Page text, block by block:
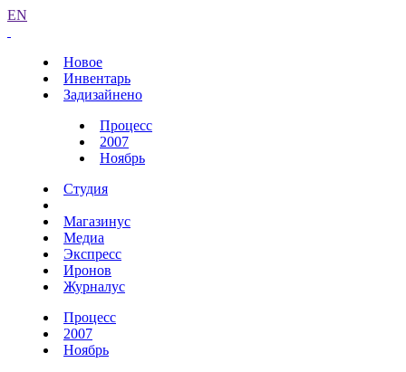
EN
Новое
Инвентарь
Задизайнено
Процесс
2007
Ноябрь
Студия
Магазинус
Медиа
Экспресс
Иронов
Журналус
Процесс
2007
Ноябрь